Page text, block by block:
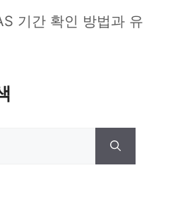
기간 확인 방법과 유